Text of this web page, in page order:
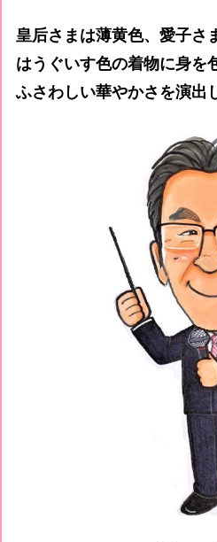
皇后さまは薄黄色、愛子さ
はうぐいす色の着物に身を
ふさわしい華やかさを演出